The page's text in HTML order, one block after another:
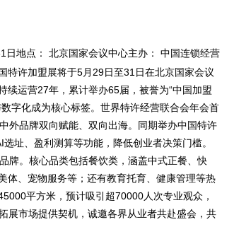
地点：​ 北京国家会议中心主办：​ 中国连锁经营
许加盟展将于5月29日至31日在北京国家会议
续运营27年，累计举办65届，被誉为“中国加盟
字化成为核心标签。世界特许经营联合会年会首
外品牌双向赋能、双向出海。同期举办中国特许
址、盈利测算等功能，降低创业者决策门槛。
牌。核心品类包括餐饮类，涵盖中式正餐、快
体、宠物服务等；还有教育托育、健康管理等热
平方米，预计吸引超70000人次专业观众，
展市场提供契机，诚邀各界从业者共赴盛会，共